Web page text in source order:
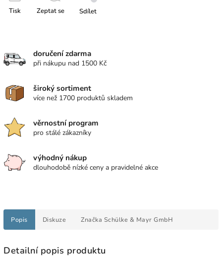
Tisk Zeptat se Sdílet
doručení zdarma
při nákupu nad 1500 Kč
široký sortiment
více než 1700 produktů skladem
věrnostní program
pro stálé zákazníky
výhodný nákup
dlouhodobě nízké ceny a pravidelné akce
Popis Diskuze Značka Schülke & Mayr GmbH
Detailní popis produktu